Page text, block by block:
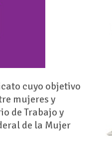
cuyo objetivo
mujeres y
de Trabajo y
de la Mujer